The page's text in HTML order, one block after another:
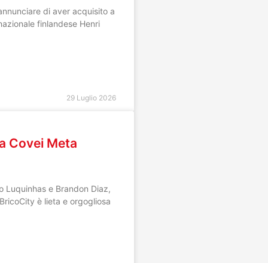
di aver acquisito a
finlandese Henri
29 Luglio 2026
Covei Meta
Luquinhas e Brandon Diaz,
è lieta e orgogliosa